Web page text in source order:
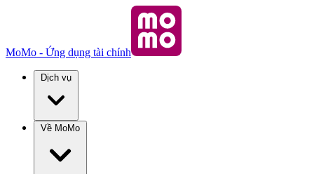
MoMo - Ứng dụng tài chính
Dịch vụ
Về MoMo